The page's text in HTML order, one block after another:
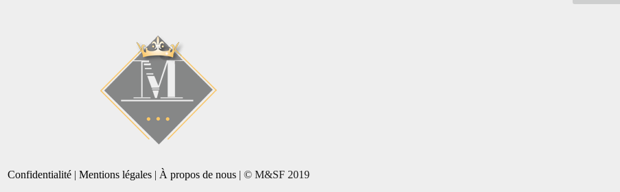
Confidentialité| Mentions légales| À propos de nous| © M&SF 2019